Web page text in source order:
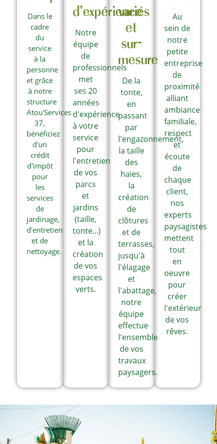
Dans le
cadre
du
service
à la
personne
et grâce
à notre
structure
Atou'Services
37,
bénéficiez
d'un
crédit
d'impôt
pour
les
services
de
jardinage,
d'entretien
et de
nettoyage.
d'expérience
Notre
équipe
de
professionnels
met
ses 20
années
d'expérience
à votre
service
pour
l'entretien
de vos
parcs
et
jardins
(taille,
tonte...)
et la
création
de vos
espaces
verts.
variés
et
sur-
mesure
De la
tonte,
en
passant
par
l'engazonnement,
la taille
des
haies,
la
création
de
clôtures
et de
terrasses,
jusqu'à
l'élagage
et
l'abattage,
notre
équipe
effectue
l'ensemble
de vos
travaux
paysagers.
Au
sein de
notre
petite
entreprise
de
proximité
alliant
ambiance
familiale,
respect
et
écoute
de
chaque
client,
nos
experts
paysagistes
mettent
tout
en
oeuvre
pour
créer
l'extérieur
de vos
rêves.